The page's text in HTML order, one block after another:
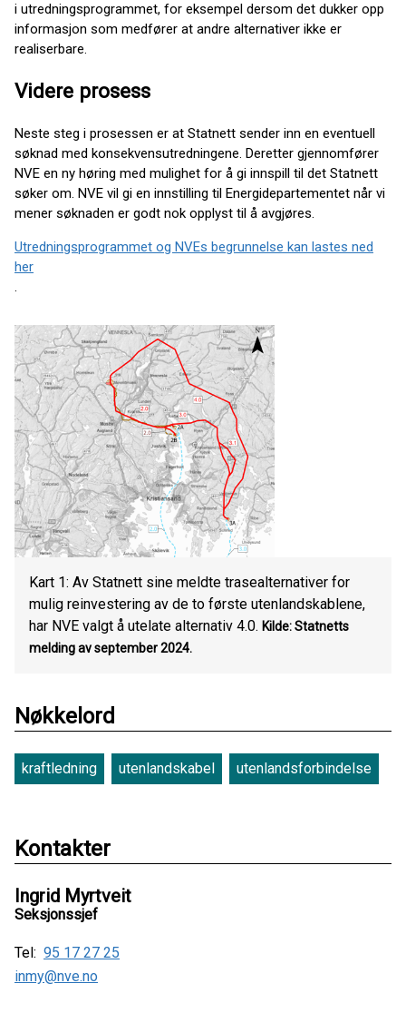
i utredningsprogrammet, for eksempel dersom det dukker opp
informasjon som medfører at andre alternativer ikke er
realiserbare.
Videre prosess
Neste steg i prosessen er at Statnett sender inn en eventuell
søknad med konsekvensutredningene. Deretter gjennomfører
NVE en ny høring med mulighet for å gi innspill til det Statnett
søker om. NVE vil gi en innstilling til Energidepartementet når vi
mener søknaden er godt nok opplyst til å avgjøres.
Utredningsprogrammet og NVEs begrunnelse kan lastes ned
her
.
Kart 1: Av Statnett sine meldte trasealternativer for
mulig reinvestering av de to første utenlandskablene,
har NVE valgt å utelate alternativ 4.0. Kilde: Statnetts
melding av september 2024.
Nøkkelord
kraftledning utenlandskabel utenlandsforbindelse
Kontakter
Ingrid Myrtveit
Seksjonssjef
Tel: 95 17 27 25
inmy@nve.no